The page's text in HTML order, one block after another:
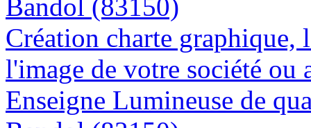
Bandol (83150)
Création charte graphique,
l'image de votre société
Enseigne Lumineuse de